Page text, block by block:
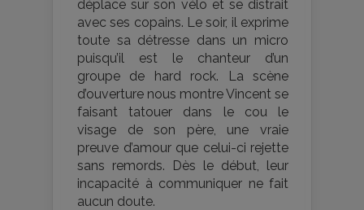
déplace sur son vélo et se distrait
avec ses copains. Le soir, il exprime
toute sa détresse dans un micro
puisqu’il est le chanteur d’un
groupe de hard rock. La scène
d’ouverture nous montre Vincent se
faisant tatouer dans le cou le
visage de son père, une vraie
preuve d’amour que celui-ci rejette
sans remords. Dès le début, leur
incapacité à communiquer ne fait
aucun doute.